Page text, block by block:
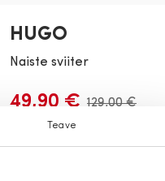
Teave
HUGO
Naiste sviiter
49,90 € 129,00 €